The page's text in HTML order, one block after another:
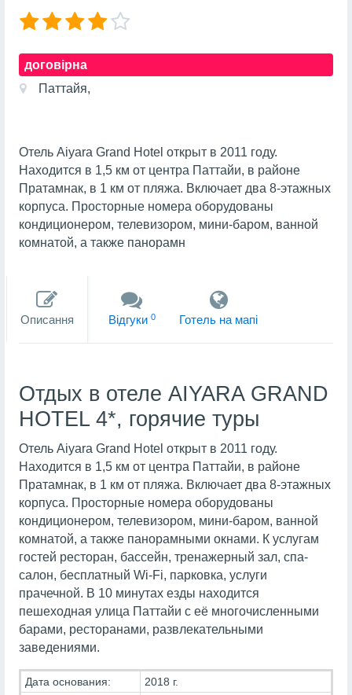
договірна
Паттайя,
Отель Aiyara Grand Hotel открыт в 2011 году.
Находится в 1,5 км от центра Паттайи, в районе
Пратамнак, в 1 км от пляжа. Включает два 8-этажных
корпуса. Просторные номера оборудованы
кондиционером, телевизором, мини-баром, ванной
комнатой, а также панорамн
Описання Вiдгуки 0 Готель на мапi
Отдых в отеле AIYARA GRAND
HOTEL 4*, горячие туры
Отель Aiyara Grand Hotel открыт в 2011 году.
Находится в 1,5 км от центра Паттайи, в районе
Пратамнак, в 1 км от пляжа. Включает два 8-этажных
корпуса. Просторные номера оборудованы
кондиционером, телевизором, мини-баром, ванной
комнатой, а также панорамными окнами. К услугам
гостей ресторан, бассейн, тренажерный зал, спа-
салон, бесплатный Wi-Fi, парковка, услуги
прачечной. В 10 минутах езды находится
пешеходная улица Паттайи с её многочисленными
барами, ресторанами, развлекательными
заведениями.
Дата основания:
2018 г.